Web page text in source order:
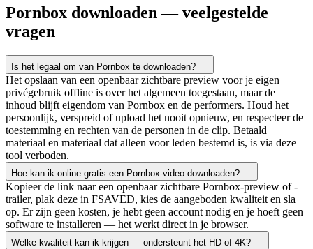
Pornbox downloaden — veelgestelde
vragen
Is het legaal om van Pornbox te downloaden?
Het opslaan van een openbaar zichtbare preview voor je eigen
privégebruik offline is over het algemeen toegestaan, maar de
inhoud blijft eigendom van Pornbox en de performers. Houd het
persoonlijk, verspreid of upload het nooit opnieuw, en respecteer de
toestemming en rechten van de personen in de clip. Betaald
materiaal en materiaal dat alleen voor leden bestemd is, is via deze
tool verboden.
Hoe kan ik online gratis een Pornbox-video downloaden?
Kopieer de link naar een openbaar zichtbare Pornbox-preview of -
trailer, plak deze in FSAVED, kies de aangeboden kwaliteit en sla
op. Er zijn geen kosten, je hebt geen account nodig en je hoeft geen
software te installeren — het werkt direct in je browser.
Welke kwaliteit kan ik krijgen — ondersteunt het HD of 4K?